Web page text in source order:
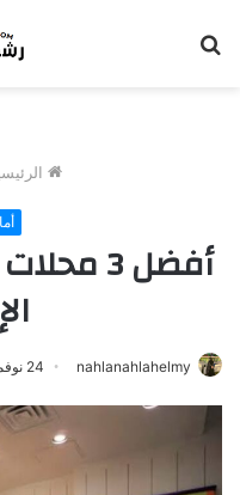
أفضل 3
nahlanahlahelmy 24 نوفمبر، 2022